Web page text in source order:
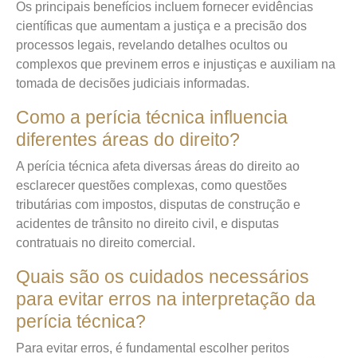
Os principais benefícios incluem fornecer evidências
científicas que aumentam a justiça e a precisão dos
processos legais, revelando detalhes ocultos ou
complexos que previnem erros e injustiças e auxiliam na
tomada de decisões judiciais informadas.
Como a perícia técnica influencia
diferentes áreas do direito?
A perícia técnica afeta diversas áreas do direito ao
esclarecer questões complexas, como questões
tributárias com impostos, disputas de construção e
acidentes de trânsito no direito civil, e disputas
contratuais no direito comercial.
Quais são os cuidados necessários
para evitar erros na interpretação da
perícia técnica?
Para evitar erros, é fundamental escolher peritos